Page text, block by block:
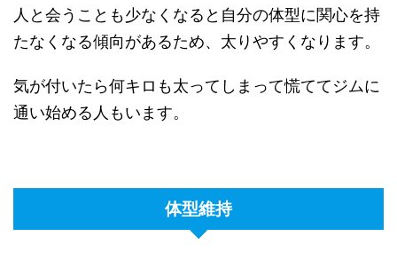
人と会うことも少なくなると自分の体型に関心を持
たなくなる傾向があるため、太りやすくなります。
気が付いたら何キロも太ってしまって慌ててジムに
通い始める人もいます。
体型維持